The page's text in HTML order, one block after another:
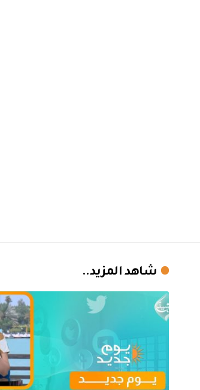
شاهد المزيد..